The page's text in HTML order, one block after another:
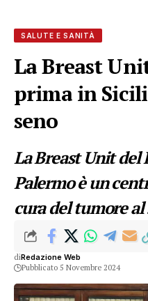
SALUTE E SANITÀ
La Breast
prima in
seno
La Breast Unit
Palermo è un
cura del tumore al
diRedazione Web
Pubblicato 5 Novembre 2024